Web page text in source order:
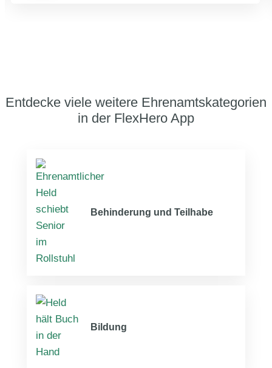
Entdecke viele weitere Ehrenamtskategorien
in der FlexHero App
Behinderung und Teilhabe
Bildung